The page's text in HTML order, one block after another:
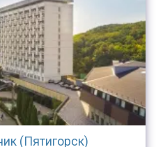
(Пятигорск)